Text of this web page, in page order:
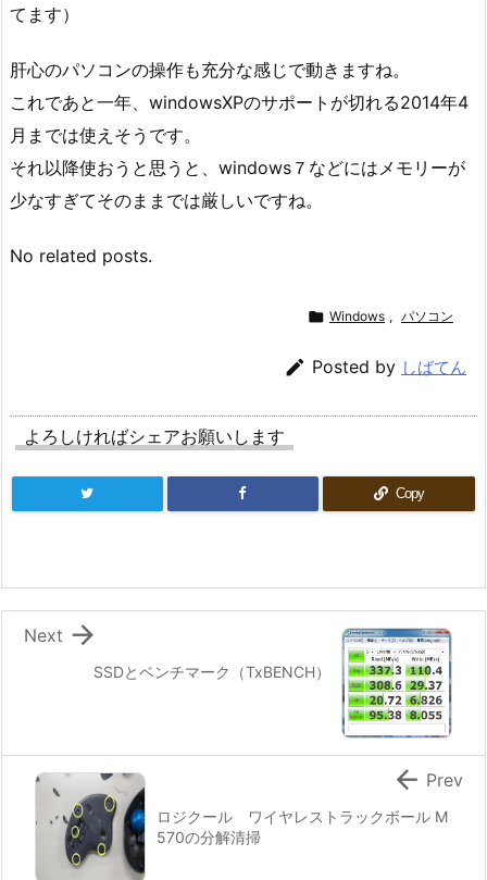
てます）
肝心のパソコンの操作も充分な感じで動きますね。
これであと一年、windowsXPのサポートが切れる2014年4
月までは使えそうです。
それ以降使おうと思うと、windows７などにはメモリーが
少なすぎてそのままでは厳しいですね。
No related posts.
 Windows , パソコン
 Posted by しばてん
よろしければシェアお願いします
Copy
SSDとベンチマーク（TxBENCH）

Next
ロジクール ワイヤレストラックボール M
570の分解清掃
 Prev